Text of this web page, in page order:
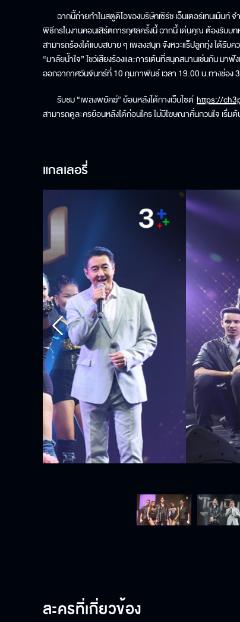
ฉากนี้ถ่ายทำในสตูดิโอของบริษัทเซิร์ช เอ็นเตอร์เทนเม้น
พิธีกรในงานคอนเสิร์ตการกุศลครั้งนี้ ฉากนี้ เด่นคุณ ต้องรับบท
สามารถร้องได้แบบสบาย ๆ เพลงสนุก จังหวะแร็ปลูกทุ่ง ได้รับ
“มาลัยน้ำใจ” โชว์เสียงร้องและการเต้นที่สนุกสนานเช่นกัน มา
ออกอากาศวันจันทร์ที่ 10 กุมภาพันธ์ เวลา 19.00 น.ทางช่อ
รับชม “เพลงพยัคฆ์” ย้อนหลังได้ทางเว็บไซต์ https://
สามารถดูละครย้อนหลังได้ก่อนใคร ไม่มีโฆษณาคั่นกวนใจ เริ่ม
แกลเลอรี่
ละครที่เกี่ยวข้อง